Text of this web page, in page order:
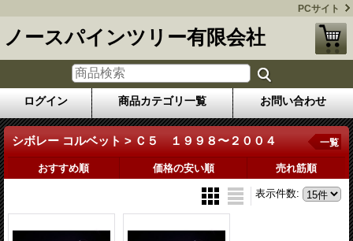
PCサイト
ノースパインツリー有限会社
ログイン 商品カテゴリ一覧 お問い合わせ
シボレー コルベット > Ｃ５ １９９８〜２００４ 一覧
おすすめ順 価格の安い順 売れ筋順
表示件数: